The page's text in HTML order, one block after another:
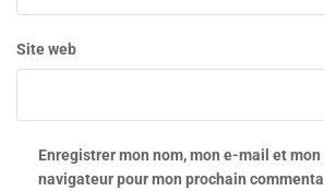
Site web
Enregistrer mon nom, mon e-mail et
navigateur pour mon prochain